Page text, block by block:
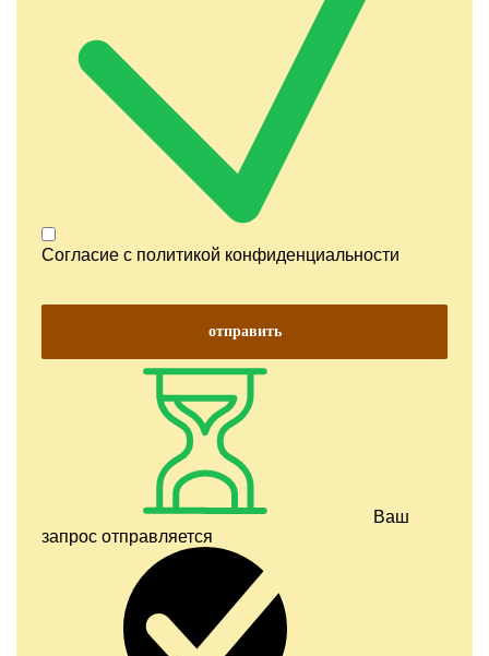
Согласие с политикой конфиденциальности
отправить
Ваш
запрос отправляется